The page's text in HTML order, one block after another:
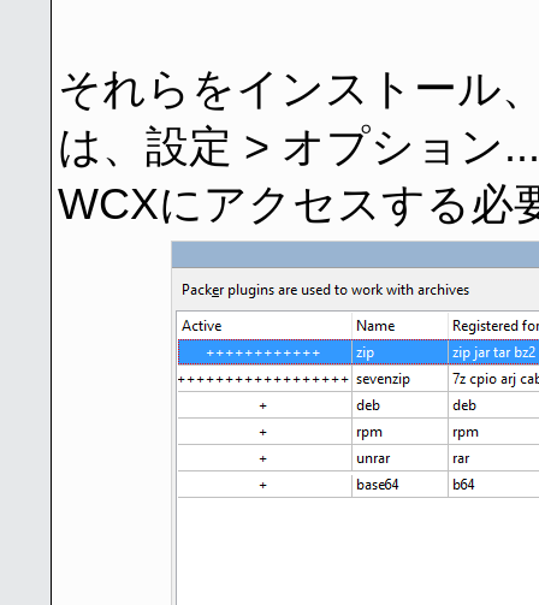
それらをインストール
は、設定 > オプション
WCXにアクセスする必